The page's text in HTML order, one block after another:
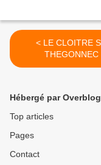
< LE CLOITRE ST
THEGONNEC
Hébergé par Overblog
Top articles
Pages
Contact